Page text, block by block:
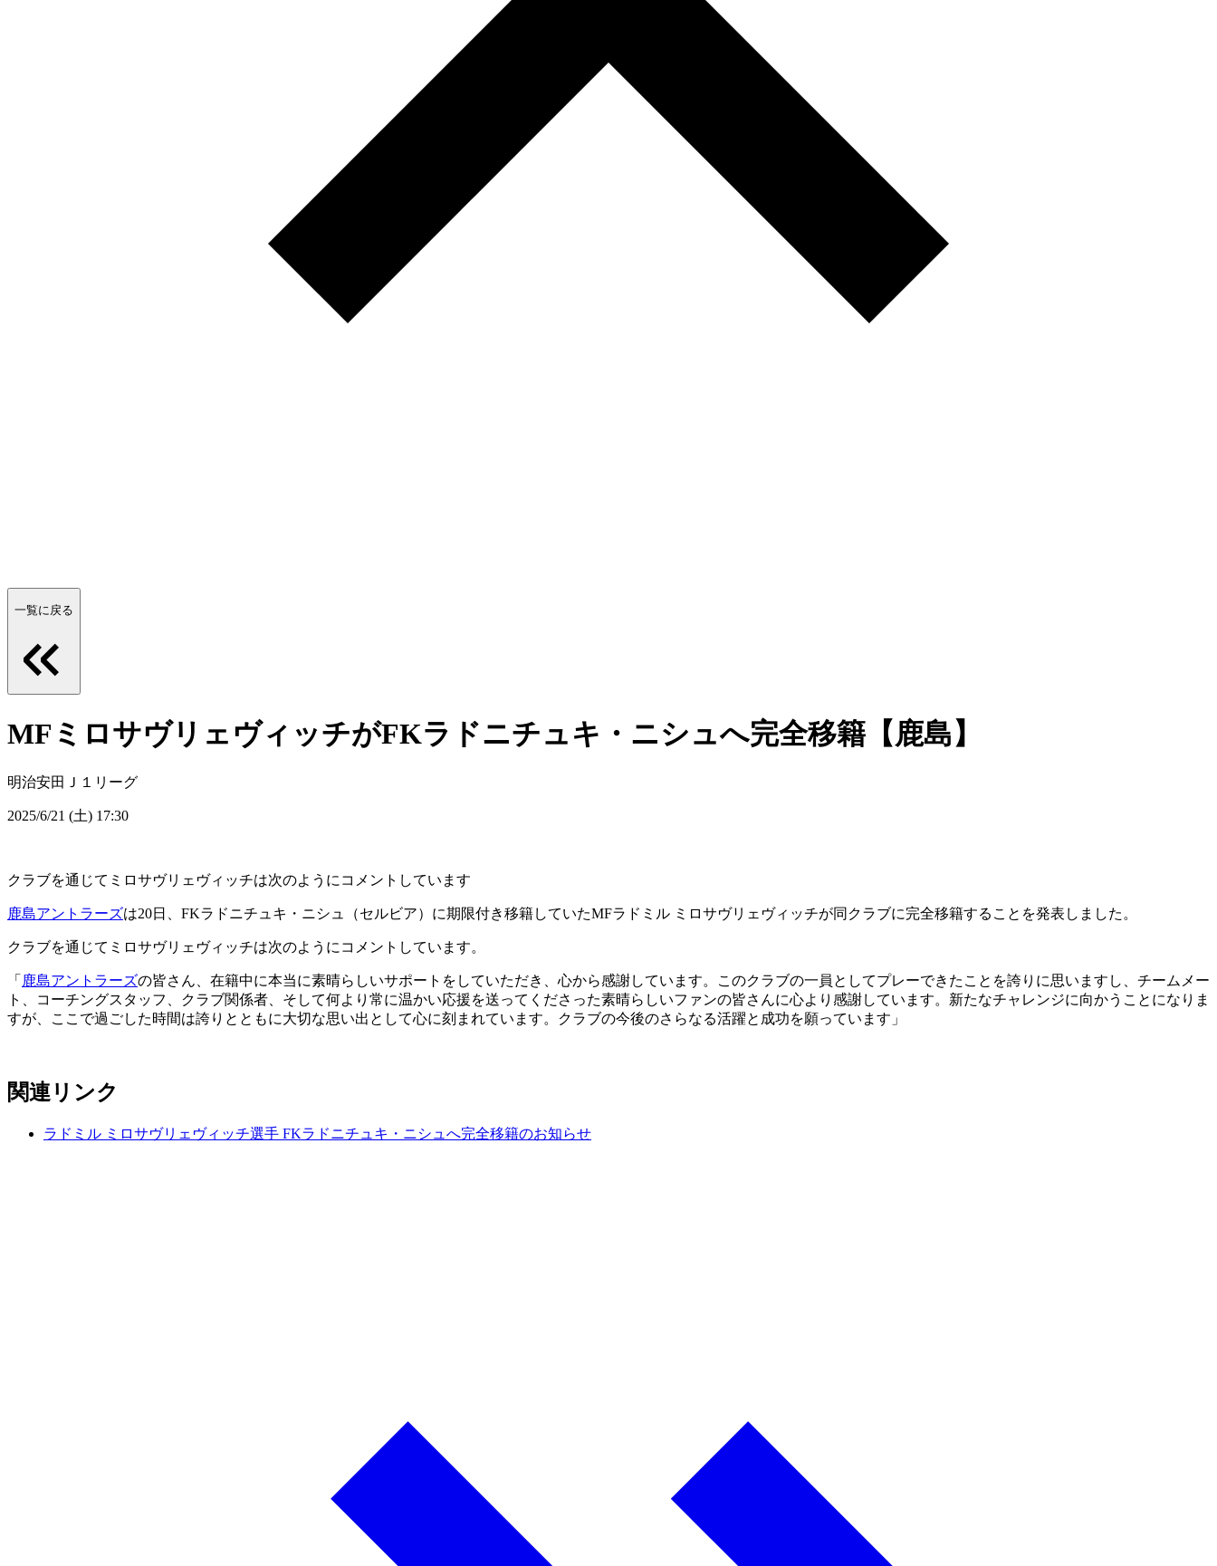
一覧に戻る
MFミロサヴリェヴィッチがFKラドニチュキ・ニシュへ完全移籍【鹿島】
明治安田Ｊ１リーグ
2025/6/21 (土) 17:30
クラブを通じてミロサヴリェヴィッチは次のようにコメントしています
鹿島アントラーズは20日、FKラドニチュキ・ニシュ（セルビア）に期限付き移籍していたMFラドミル ミロサヴリェヴィッチが同クラブに完全移籍することを発表しました。
クラブを通じてミロサヴリェヴィッチは次のようにコメントしています。
「 鹿島アントラーズの皆さん、在籍中に本当に素晴らしいサポートをしていただき、心から感謝しています。このクラブの一員としてプレーできたことを誇りに思いますし、チームメー
ト、コーチングスタッフ、クラブ関係者、そして何より常に温かい応援を送ってくださった素晴らしいファンの皆さんに心より感謝しています。新たなチャレンジに向かうことになりま
すが、ここで過ごした時間は誇りとともに大切な思い出として心に刻まれています。クラブの今後のさらなる活躍と成功を願っています」
関連リンク
ラドミル ミロサヴリェヴィッチ選手 FKラドニチュキ・ニシュへ完全移籍のお知らせ